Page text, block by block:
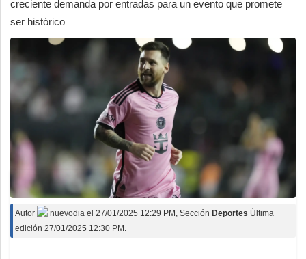
creciente demanda por entradas para un evento que promete
ser histórico
Autor nuevodia el 27/01/2025 12:29 PM , Sección Deportes Última
edición 27/01/2025 12:30 PM.